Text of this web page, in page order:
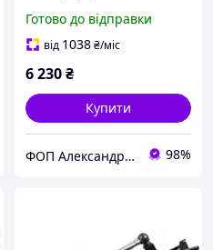
Готово до відправки
від 1038₴/міс
6 230₴
Купити
ФОП Александрова Ірина Анатоліївна 98%